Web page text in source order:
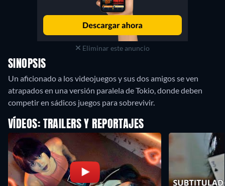
Eliminar este anuncio
SINOPSIS
Un aficionado a los videojuegos y sus dos amigos se ven
atrapados en una versión paralela de Tokio, donde deben
competir en sádicos juegos para sobrevivir.
VÍDEOS: TRAILERS Y REPORTAJES